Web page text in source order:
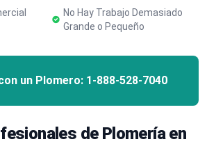
No Hay Trabajo Demasiado
Grande o Pequeño
un Plomero: 1-888-528-7040
de Plomería en